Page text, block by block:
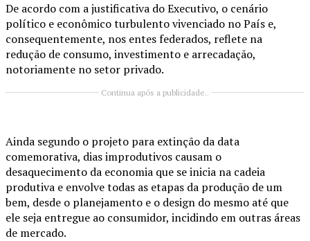
De acordo com a justificativa do Executivo, o cenário
político e econômico turbulento vivenciado no País e,
consequentemente, nos entes federados, reflete na
redução de consumo, investimento e arrecadação,
notoriamente no setor privado.
Continua após a publicidade..
Ainda segundo o projeto para extinção da data
comemorativa, dias improdutivos causam o
desaquecimento da economia que se inicia na cadeia
produtiva e envolve todas as etapas da produção de um
bem, desde o planejamento e o design do mesmo até que
ele seja entregue ao consumidor, incidindo em outras áreas
de mercado.